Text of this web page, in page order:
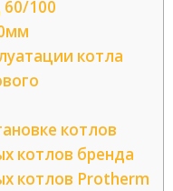
100
котла
котлов
котлов бренда
котлов Protherm